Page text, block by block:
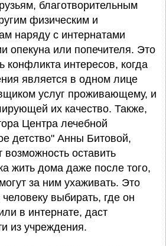
благотворительным
физическим и
наряду с интернатами
опекуна или попечителя. Это
конфликта интересов, когда
является в одном лице
услуг проживающему, и
их качество. Также,
Центра лечебной
детство" Анны Битовой,
возможность оставить
жить дома даже после того,
за ним ухаживать. Это
выбирать, где он
в интернате, даст
из учреждения.